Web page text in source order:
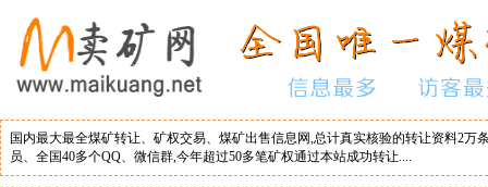
国内最大最全煤矿转让、矿权交易、煤矿出售信息网,总计真实核验的转让资料2万
员、全国40多个QQ、微信群,今年超过50多笔矿权通过本站成功转让....